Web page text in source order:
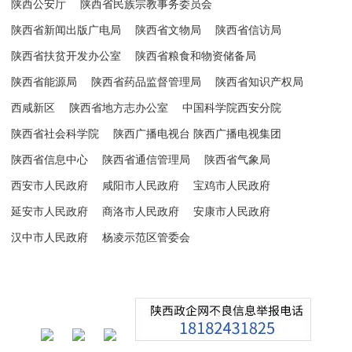
陕西公安厅 陕西省民族宗教事务委员会
陕西省新闻出版广电局 陕西省文物局 陕西省信访局
陕西省扶贫开发办公室 陕西省粮食和物资储备局
陕西省能源局 陕西省药品监督管理局 陕西省知识产权局
西咸新区 陕西省地方志办公室 中国科学院西安分院
陕西省社会科学院 陕西广播电视台 陕西广播电视集团
陕西省信息中心 陕西省通信管理局 陕西省气象局
西安市人民政府 咸阳市人民政府 宝鸡市人民政府
延安市人民政府 商洛市人民政府 安康市人民政府
汉中市人民政府 杨凌示范区管委会